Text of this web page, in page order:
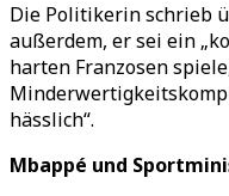
Die Politikerin schrieb
außerdem, er sei ein „
harten Franzosen
hässlich“.
Mbappé und